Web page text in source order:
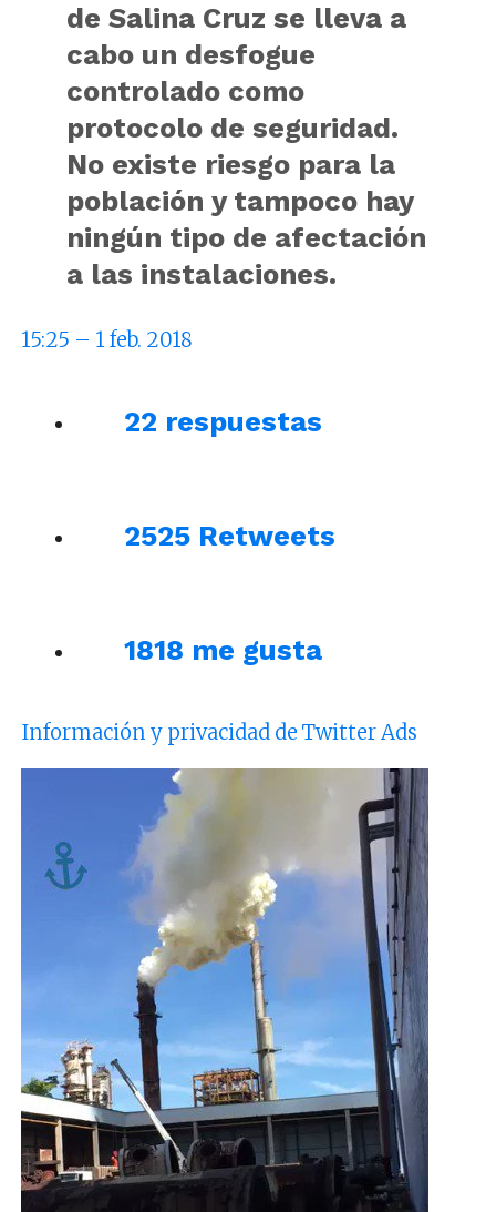
de Salina Cruz se lleva a
cabo un desfogue
controlado como
protocolo de seguridad.
No existe riesgo para la
población y tampoco hay
ningún tipo de afectación
a las instalaciones.
15:25 – 1 feb. 2018
22 respuestas
2525 Retweets
1818 me gusta
Información y privacidad de Twitter Ads